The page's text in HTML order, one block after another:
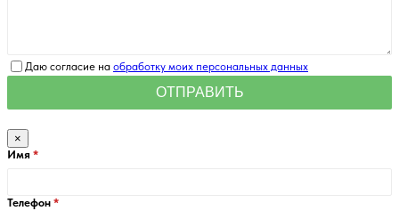
Даю согласие на обработку моих персональных данных
×
Имя
Телефон